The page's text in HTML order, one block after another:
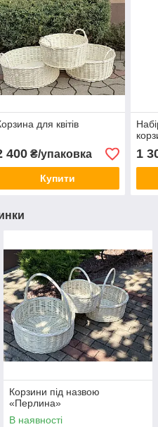
для квітів
400₴/упаковка
Купити
1
Корзини під назвою
«Перлина»
В наявності